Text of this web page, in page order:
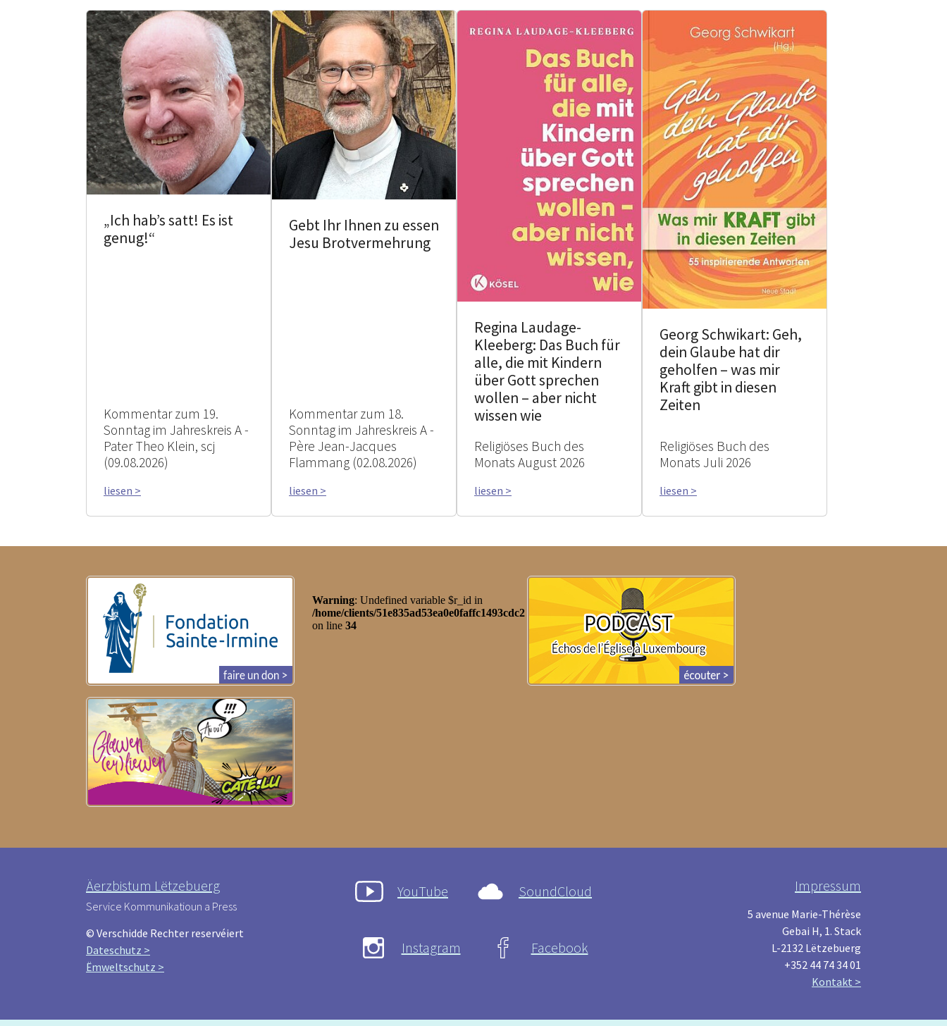
„Ich hab’s satt! Es ist
genug!“
Kommentar zum 19.
Sonntag im Jahreskreis A -
Pater Theo Klein, scj
(09.08.2026)
liesen >
Gebt Ihr Ihnen zu essen
Jesu Brotvermehrung
Kommentar zum 18.
Sonntag im Jahreskreis A -
Père Jean-Jacques
Flammang (02.08.2026)
liesen >
Regina Laudage-
Kleeberg: Das Buch für
alle, die mit Kindern
über Gott sprechen
wollen – aber nicht
wissen wie
Religiöses Buch des
Monats August 2026
liesen >
Georg Schwikart: Geh,
dein Glaube hat dir
geholfen – was mir
Kraft gibt in diesen
Zeiten
Religiöses Buch des
Monats Juli 2026
liesen >
Äerzbistum Lëtzebuerg
Service Kommunikatioun a Press
© Verschidde Rechter reservéiert
Dateschutz >
Ëmweltschutz >
YouTube SoundCloud
Instagram Facebook
Impressum
5 avenue Marie-Thérèse
Gebai H, 1. Stack
L-2132 Lëtzebuerg
+352 44 74 34 01
Kontakt >